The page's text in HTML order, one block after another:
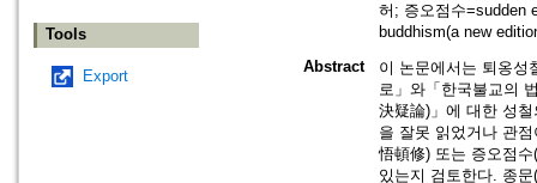
Tools
Export
허; 증오점수=sudden
buddhism(a new
Abstract
이 논문에서는 퇴옹성
로」와「한국불교의
決疑論)」에 대한 성
을 잘못 읽었거나 관
悟頓修) 또는 증오점
있는지 검토한다. 종